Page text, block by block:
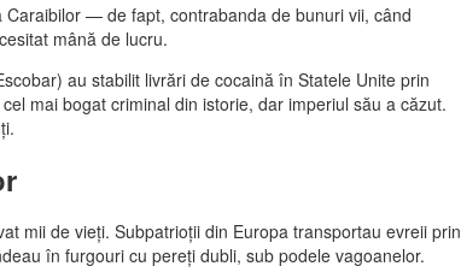
— de fapt, contrabanda de bunuri vii, când
mână de lucru.
au stabilit livrări de cocaină în Statele Unite prin
mai bogat criminal din istorie, dar imperiul său a căzut.
mii de vieți. Subpatrioții din Europa transportau evreii prin
în furgouri cu pereți dubli, sub podele vagoanelor.